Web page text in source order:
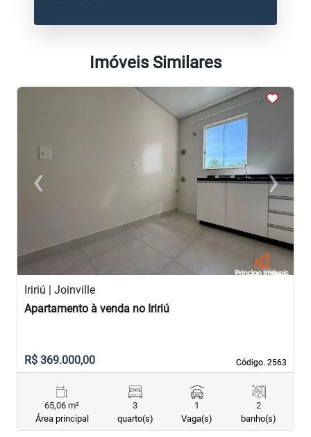
Imóveis Similares
‹Previous ›Next
Iririú | Joinville
Código. 2563
Código. 2563
Apartamento à venda no Iririú
R$ 369.000,00
65,06 m²
Área principal
3
quarto(s)
1
Vaga(s)
2
banho(s)